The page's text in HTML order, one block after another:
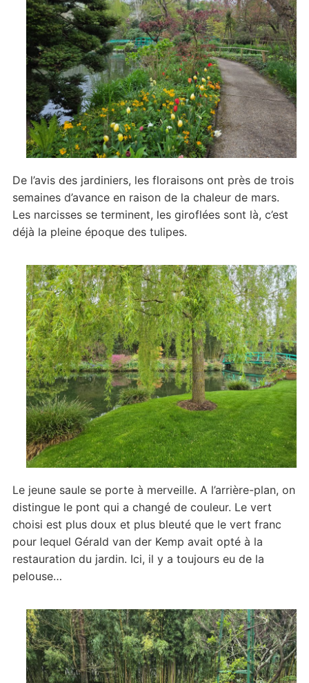
De l’avis des jardiniers, les floraisons ont près de trois
semaines d’avance en raison de la chaleur de mars.
Les narcisses se terminent, les giroflées sont là, c’est
déjà la pleine époque des tulipes.
Le jeune saule se porte à merveille. A l’arrière-plan, on
distingue le pont qui a changé de couleur. Le vert
choisi est plus doux et plus bleuté que le vert franc
pour lequel Gérald van der Kemp avait opté à la
restauration du jardin. Ici, il y a toujours eu de la
pelouse…